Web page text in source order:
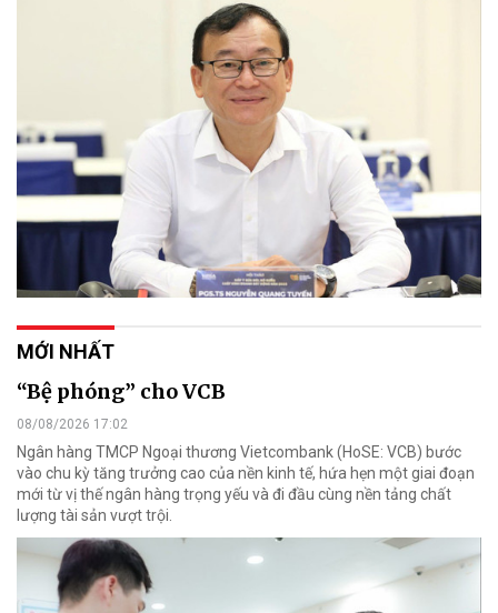
MỚI NHẤT
“Bệ phóng” cho VCB
08/08/2026 17:02
Ngân hàng TMCP Ngoại thương Vietcombank (HoSE: VCB) bước
vào chu kỳ tăng trưởng cao của nền kinh tế, hứa hẹn một giai đoạn
mới từ vị thế ngân hàng trọng yếu và đi đầu cùng nền tảng chất
lượng tài sản vượt trội.